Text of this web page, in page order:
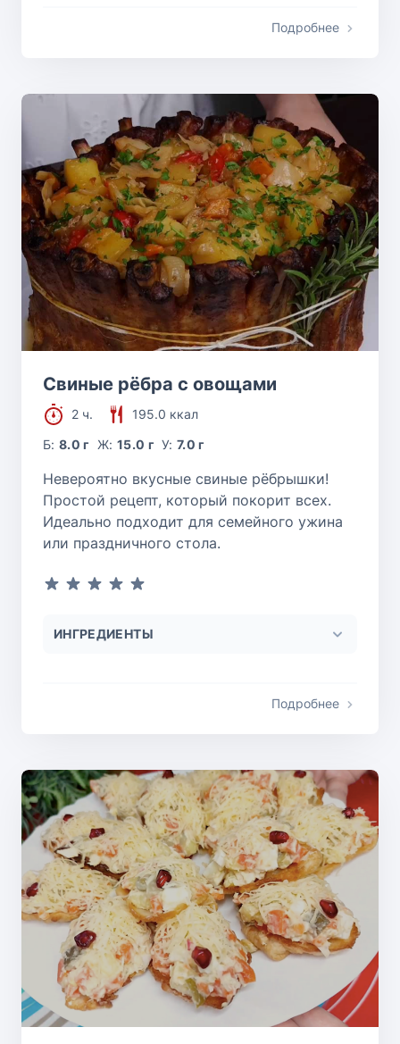
Подробнее
Свиные рёбра с овощами
2 ч.
195.0 ккал
Б:8.0 г Ж: 15.0 г У:7.0 г
Невероятно вкусные свиные рёбрышки!
Простой рецепт, который покорит всех.
Идеально подходит для семейного ужина
или праздничного стола.
ИНГРЕДИЕНТЫ
Подробнее